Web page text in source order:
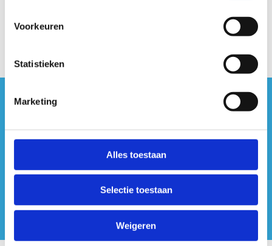
Voorkeuren
Statistieken
Marketing
Alles toestaan
Selectie toestaan
Weigeren
#sportersbelevenmeer
ook op sociale media